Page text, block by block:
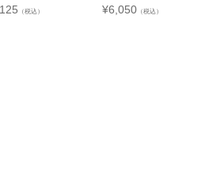
（税込）
¥6,050（税込）